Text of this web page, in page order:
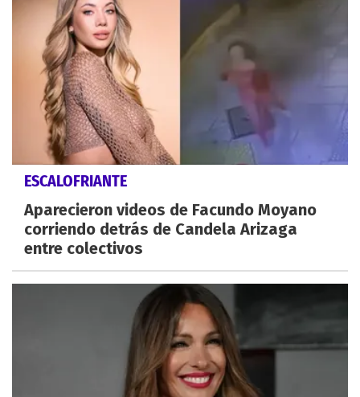
ESCALOFRIANTE
Aparecieron videos de Facundo Moyano
corriendo detrás de Candela Arizaga
entre colectivos